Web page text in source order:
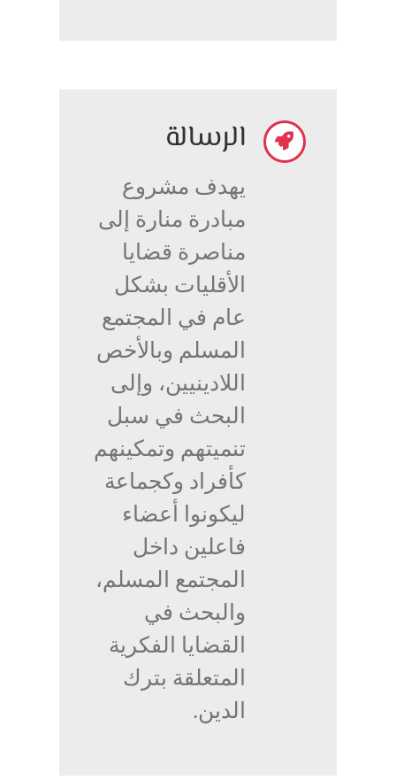
الرسالة
يهدف مشروع
مبادرة منارة إلى
مناصرة قضايا
الأقليات بشكل
عام في المجتمع
المسلم وبالأخص
اللادينيين، وإلى
البحث في سبل
تنميتهم وتمكينهم
كأفراد وكجماعة
ليكونوا أعضاء
فاعلين داخل
المجتمع المسلم،
والبحث في
القضايا الفكرية
المتعلقة بترك
الدين.